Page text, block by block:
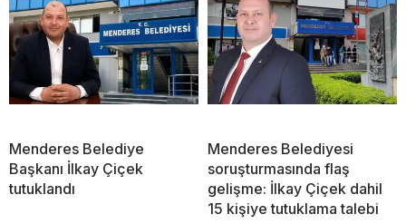
Menderes Belediye
Başkanı İlkay Çiçek
tutuklandı
Menderes Belediyesi
soruşturmasında flaş
gelişme: İlkay Çiçek dahil
15 kişiye tutuklama talebi